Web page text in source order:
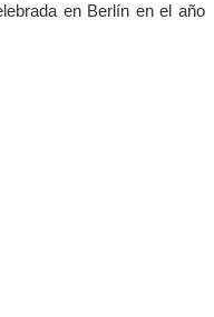
en Berlín en el año